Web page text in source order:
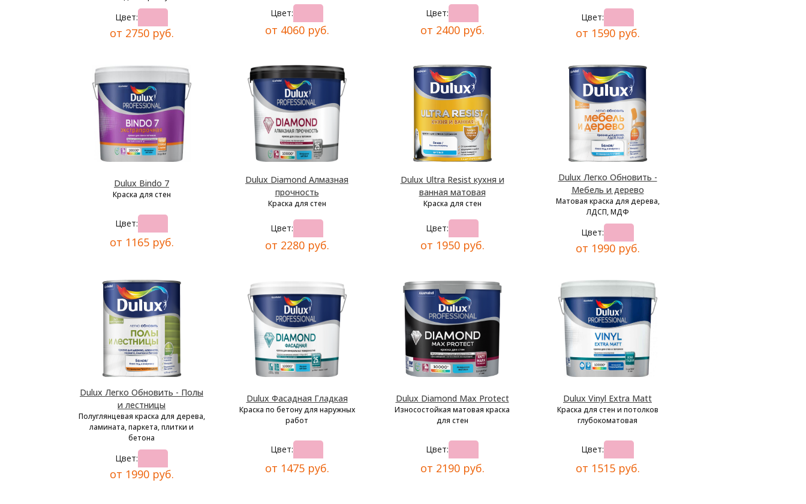
Цвет:
от 2750 руб.
Цвет:
от 4060 руб.
Цвет:
от 2400 руб.
Цвет:
от 1590 руб.
Dulux Bindo 7
Краска для стен
Цвет:
от 1165 руб.
Dulux Diamond Алмазная
прочность
Краска для стен
Цвет:
от 2280 руб.
Dulux Ultra Resist кухня и
ванная матовая
Краска для стен
Цвет:
от 1950 руб.
Dulux Легко Обновить -
Мебель и дерево
Матовая краска для дерева,
ЛДСП, МДФ
Цвет:
от 1990 руб.
Dulux Легко Обновить - Полы
и лестницы
Полуглянцевая краска для дерева,
ламината, паркета, плитки и
бетона
Цвет:
от 1990 руб.
Dulux Фасадная Гладкая
Краска по бетону для наружных
работ
Цвет:
от 1475 руб.
Dulux Diamond Max Protect
Износостойкая матовая краска
для стен
Цвет:
от 2190 руб.
Dulux Vinyl Extra Matt
Краска для стен и потолков
глубокоматовая
Цвет:
от 1515 руб.